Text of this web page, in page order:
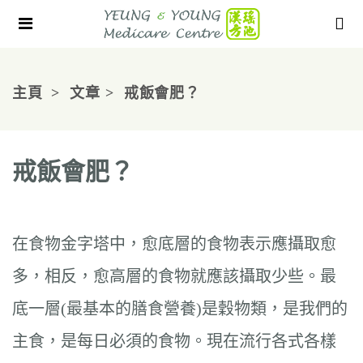
主頁 文章 戒飯會肥？
戒飯會肥？
在食物金字塔中，愈底層的食物表示應攝取愈
多，相反，愈高層的食物就應該攝取少些。最
底一層(最基本的膳食營養)是穀物類，是我們的
主食，是每日必須的食物。現在流行各式各樣